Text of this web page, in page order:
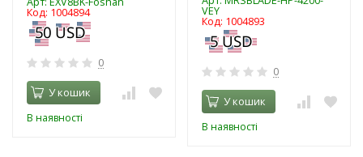
Код: 1004894
0
У кошик
В наявності
VEY
Код: 1004893
0
У кошик
В наявності